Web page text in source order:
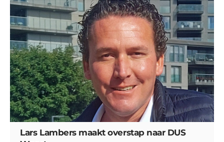
Lars Lambers maakt overstap naar DUS